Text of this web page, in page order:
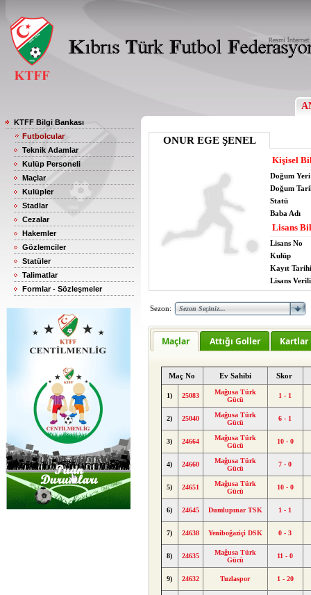
KTFF Bilgi Bankası
Futbolcular
Teknik Adamlar
Kulüp Personeli
Maçlar
Kulüpler
Stadlar
Cezalar
Hakemler
Gözlemciler
Statüler
Talimatlar
Formlar - Sözleşmeler
ONUR EGE ŞENEL
Kişisel
Doğum Yeri
Doğum
Statü
Baba Adı
Lisans
Lisans No
Kulüp
Kayıt Tarihi
Lisans
Sezon:
Maçlar Attığı Goller Kartlar
Maç No Ev Sahibi Skor
1) 25083
Mağusa Türk
Gücü
1 - 1
2) 25040
Mağusa Türk
Gücü
6 - 1
3) 24664
Mağusa Türk
Gücü
10 - 0
4) 24660
Mağusa Türk
Gücü
7 - 0
5) 24651
Mağusa Türk
Gücü
10 - 0
6) 24645 Dumlupınar TSK 1 - 1
7) 24638 Yeniboğaziçi DSK 0 - 3
8) 24635
Mağusa Türk
Gücü
11 - 0
9) 24632 Tuzlaspor 1 - 20